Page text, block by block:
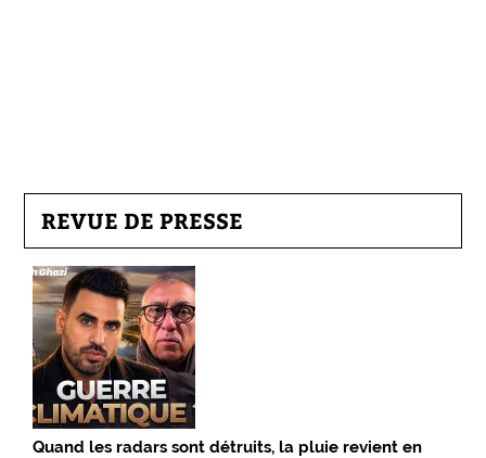
REVUE DE PRESSE
Quand les radars sont détruits, la pluie revient en